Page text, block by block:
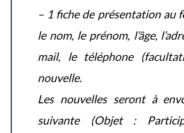
– 1 fiche de présentation au
le nom, le prénom, l’âge,
mail, le téléphone
nouvelle.
Les nouvelles seront à
suivante (Objet :